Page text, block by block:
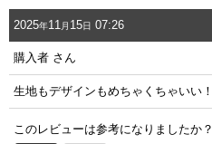
画像:
星の数:
並び順:
2025年11 月 15日 07:26
購入者 さん
生地もデザインもめちゃくちゃいい！
このレビューは参考になりましたか？